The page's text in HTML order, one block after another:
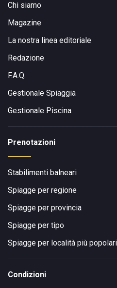
Chi siamo
Magazine
La nostra linea editoriale
Redazione
F.A.Q.
Gestionale Spiaggia
Gestionale Piscina
Prenotazioni
Stabilimenti balneari
Spiagge per regione
Spiagge per provincia
Spiagge per tipo
Spiagge per località più popolari
Condizioni